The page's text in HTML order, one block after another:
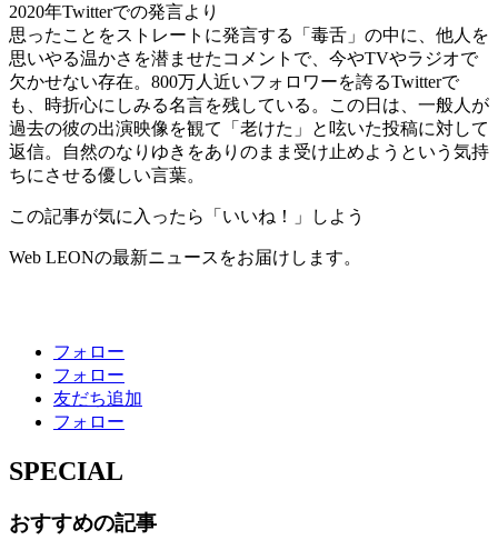
2020年Twitterでの発言より
思ったことをストレートに発言する「毒舌」の中に、他人を
思いやる温かさを潜ませたコメントで、今やTVやラジオで
欠かせない存在。800万人近いフォロワーを誇るTwitterで
も、時折心にしみる名言を残している。この日は、一般人が
過去の彼の出演映像を観て「老けた」と呟いた投稿に対して
返信。自然のなりゆきをありのまま受け止めようという気持
ちにさせる優しい言葉。
この記事が気に入ったら「いいね！」しよう
Web LEONの最新ニュースをお届けします。
フォロー
フォロー
友だち追加
フォロー
SPECIAL
おすすめの記事